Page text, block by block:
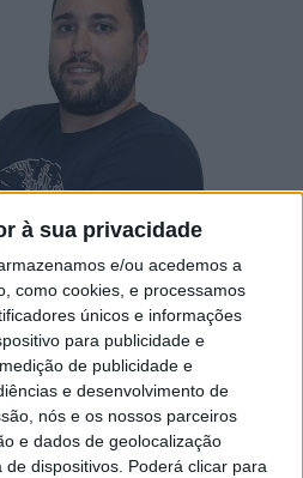
à sua privacidade
e/ou acedemos a
como cookies, e processamos
únicos e informações
para publicidade e
de publicidade e
e desenvolvimento de
nós e os nossos parceiros
e dados de geolocalização
dispositivos. Poderá clicar para
de Software e
Superior de Tecnologia,
o artigo “IT Service
Processos” na revista